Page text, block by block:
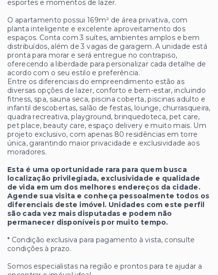
esportes e momentos de lazer.
O apartamento possui 169m² de área privativa, com
planta inteligente e excelente aproveitamento dos
espaços. Conta com 3 suítes, ambientes amplos e bem
distribuídos, além de 3 vagas de garagem. A unidade está
pronta para morar e será entregue no contrapiso,
oferecendo a liberdade para personalizar cada detalhe de
acordo com o seu estilo e preferência.
Entre os diferenciais do empreendimento estão as
diversas opções de lazer, conforto e bem-estar, incluindo
fitness, spa, sauna seca, piscina coberta, piscinas adulto e
infantil descobertas, salão de festas, lounge, churrasqueira,
quadra recreativa, playground, brinquedoteca, pet care,
pet place, beauty care, espaço delivery e muito mais. Um
projeto exclusivo, com apenas 80 residências em torre
única, garantindo maior privacidade e exclusividade aos
moradores.
Esta é uma oportunidade rara para quem busca
localização privilegiada, exclusividade e qualidade
de vida em um dos melhores endereços da cidade.
Agende sua visita e conheça pessoalmente todos os
diferenciais deste imóvel. Unidades com este perfil
são cada vez mais disputadas e podem não
permanecer disponíveis por muito tempo.
* Condição exclusiva para pagamento à vista, consulte
condições à prazo.
Somos especialistas na região e prontos para te ajudar a